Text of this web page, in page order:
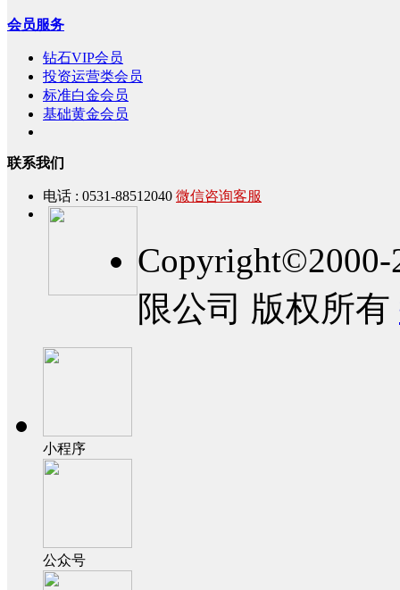
会员服务
钻石VIP会员
投资运营类会员
标准白金会员
基础黄金会员
联系我们
电话 : 0531-88512040 微信咨询客服
限公司 版权所有
小程序
公众号